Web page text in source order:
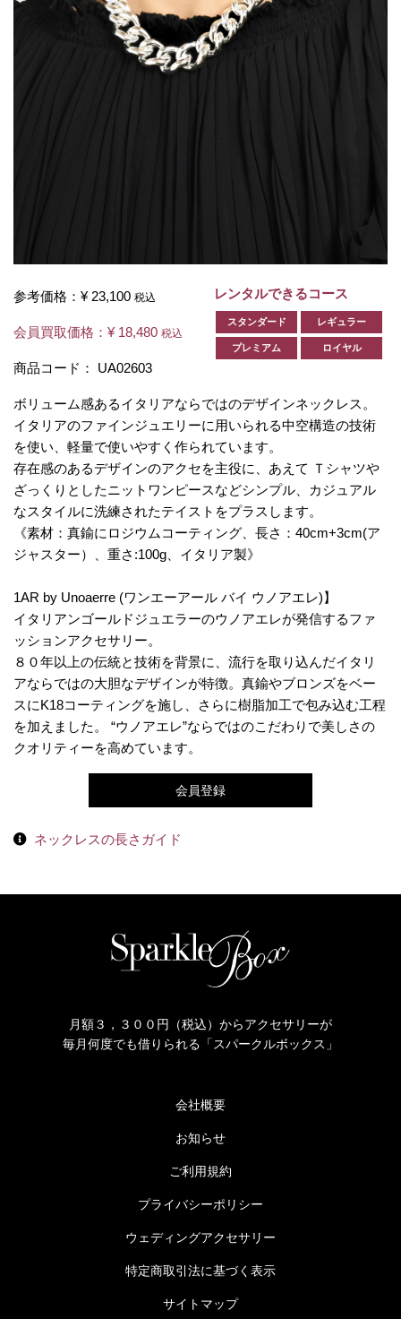
参考価格： ¥ 23,100 税込
会員買取価格： ¥ 18,480 税込
商品コード： UA02603
レンタルできるコース
スタンダード レギュラー
プレミアム ロイヤル
ボリューム感あるイタリアならではのデザインネックレス。
イタリアのファインジュエリーに用いられる中空構造の技術
を使い、軽量で使いやすく作られています。
存在感のあるデザインのアクセを主役に、あえて Ｔシャツや
ざっくりとしたニットワンピースなどシンプル、カジュアル
なスタイルに洗練されたテイストをプラスします。
《素材：真鍮にロジウムコーティング、長さ：40cm+3cm(ア
ジャスター）、重さ:100g、イタリア製》
1AR by Unoaerre (ワンエーアール バイ ウノアエレ)】
イタリアンゴールドジュエラーのウノアエレが発信するファ
ッションアクセサリー。
８０年以上の伝統と技術を背景に、流行を取り込んだイタリ
アならではの大胆なデザインが特徴。真鍮やブロンズをベー
スにK18コーティングを施し、さらに樹脂加工で包み込む工程
を加えました。 “ウノアエレ”ならではのこだわりで美しさの
クオリティーを高めています。
会員登録
ネックレスの長さガイド
月額３，３００円（税込）からアクセサリーが
毎月何度でも借りられる「スパークルボックス」
会社概要
お知らせ
ご利用規約
プライバシーポリシー
ウェディングアクセサリー
特定商取引法に基づく表示
サイトマップ